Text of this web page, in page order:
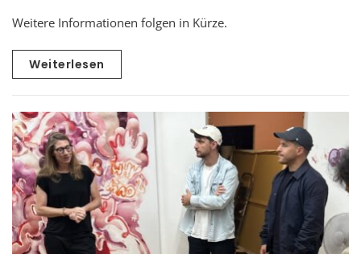
Weitere Informationen folgen in Kürze.
Weiterlesen